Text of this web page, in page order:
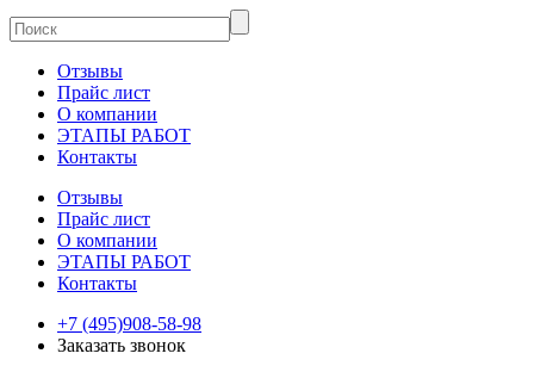
Отзывы
Прайс лист
О компании
ЭТАПЫ РАБОТ
Контакты
Отзывы
Прайс лист
О компании
ЭТАПЫ РАБОТ
Контакты
+7 (495)908-58-98
Заказать звонок